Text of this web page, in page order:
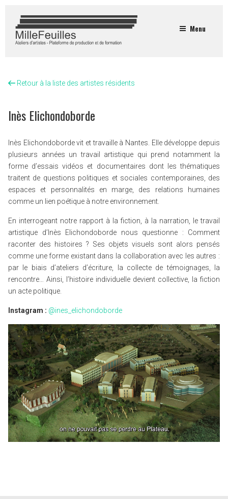
Menu
Retour à la liste des artistes résidents
Inès Elichondoborde
Inès Elichondoborde vit et travaille à Nantes. Elle développe depuis
plusieurs années un travail artistique qui prend notamment la
forme d’essais vidéos et documentaires dont les thématiques
traitent de questions politiques et sociales contemporaines, des
espaces et personnalités en marge, des relations humaines
comme un lien poétique à notre environnement.
En interrogeant notre rapport à la fiction, à la narration, le travail
artistique d’Inès Elichondoborde nous questionne : Comment
raconter des histoires ? Ses objets visuels sont alors pensés
comme une forme existant dans la collaboration avec les autres :
par le biais d’ateliers d’écriture, la collecte de témoignages, la
rencontre… Ainsi, l’histoire individuelle devient collective, la fiction
un acte politique.
Instagram : @ines_elichondoborde